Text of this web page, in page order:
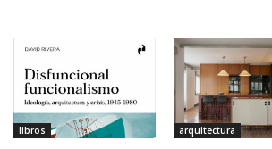
libros arquitectura